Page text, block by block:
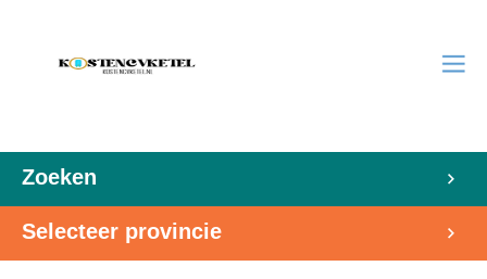
Zoeken
Selecteer provincie